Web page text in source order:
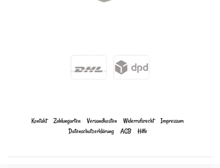
Kontakt Zahlungarten Versandkosten Widerrufs­recht
Impressum
Daten­schutz­erklärung
AGB Hilfe